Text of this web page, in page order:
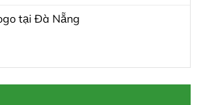
tại Đà Nẵng